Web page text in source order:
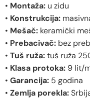
• Montaža: u zidu
• Konstrukcija:
• Mešač: keramički
• Prebacivač: bez
• Tuš ruža:tuš ruža
• Klasa protoka: 9 lit/
• Garancija: 5 godina
• Zemlja porekla: